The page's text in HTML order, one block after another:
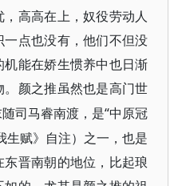
高高在上，奴役劳动人
一点也没有，他们不但没
能在娇生惯养中也日渐
颜之推虽然也是高门世
司马睿南渡，是“中原冠
生赋》自注）之一，也是
晋南朝的地位，比起琅